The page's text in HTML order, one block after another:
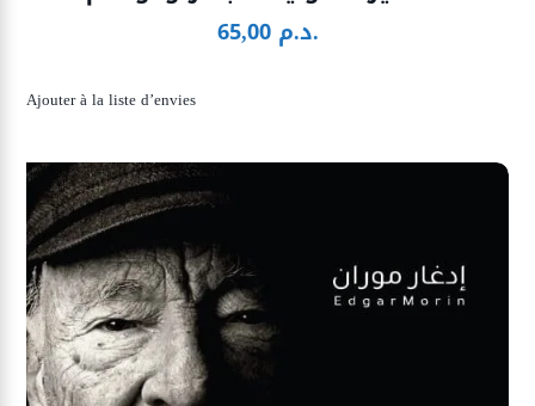
65,00 د.م.
Ajouter à la liste d’envies